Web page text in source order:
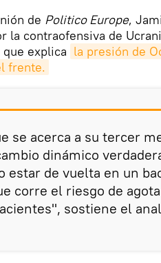
de Politico Europe,
la contraofensiva de
explica la presión de
frente.
se acerca a su tercer
dinámico
estar de vuelta en un
corre el riesgo de
sostiene el